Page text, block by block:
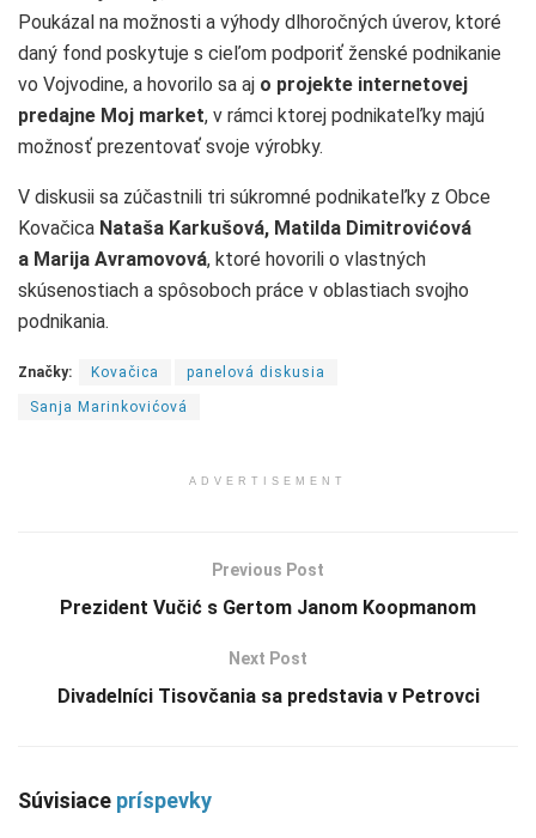
Poukázal na možnosti a výhody dlhoročných úverov, ktoré
daný fond poskytuje s cieľom podporiť ženské podnikanie
vo Vojvodine, a hovorilo sa aj o projekte internetovej
predajne Moj market, v rámci ktorej podnikateľky majú
možnosť prezentovať svoje výrobky.
V diskusii sa zúčastnili tri súkromné podnikateľky z Obce
Kovačica Nataša Karkušová, Matilda Dimitrovićová
a Marija Avramovová, ktoré hovorili o vlastných
skúsenostiach a spôsoboch práce v oblastiach svojho
podnikania.
Značky: Kovačica panelová diskusia
Sanja Marinkovićová
ADVERTISEMENT
Previous Post
Prezident Vučić s Gertom Janom Koopmanom
Next Post
Divadelníci Tisovčania sa predstavia v Petrovci
Súvisiace príspevky